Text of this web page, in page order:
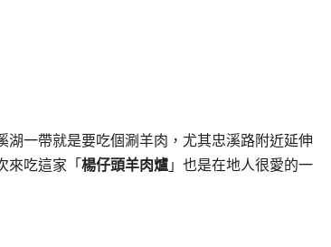
湖一帶就是要吃個涮羊肉，尤其忠溪路附近延伸
來吃這家「 楊仔頭羊肉爐 」也是在地人很愛的一